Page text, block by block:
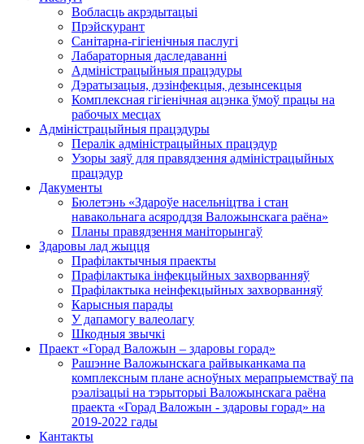
Вобласць акрэдытацыі
Прэйскурант
Санітарна-гігіенічныя паслугі
Лабараторныя даследаванні
Адміністрацыйныя працэдуры
Дэратызацыя, дэзінфекцыя, дезынсекцыя
Комплексная гігіенічная ацэнка ўмоў працы на
рабочых месцах
Адміністрацыйныя працэдуры
Пералік адміністрацыйных працэдур
Узоры заяў для правядзення адміністрацыйных
працэдур
Дакументы
Бюлетэнь «Здароўе насельніцтва і стан
навакольнага асяроддзя Валожынскага раёна»
Планы правядзення маніторынгаў
Здаровы лад жыцця
Прафілактычныя праекты
Прафілактыка інфекцыйных захворванняў
Прафілактыка неінфекцыйных захворванняў
Карысныя парады
У дапамогу валеолагу
Шкодныя звычкі
Праект «Горад Валожын – здаровы горад»
Рашэнне Валожынскага райвыканкама па
комплексным плане асноўных мерапрыемстваў па
рэалізацыі на тэрыторыі Валожынскага раёна
праекта «Горад Валожын - здаровы горад» на
2019-2022 гады
Кантакты